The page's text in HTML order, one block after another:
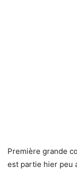
Première grande
est partie hier peu